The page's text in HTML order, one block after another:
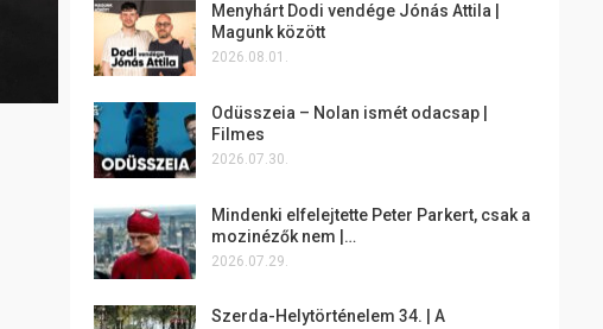
Menyhárt Dodi vendége Jónás Attila |
Magunk között
2026.08.01.
Odüsszeia – Nolan ismét odacsap |
Filmes
2026.07.30.
Mindenki elfelejtette Peter Parkert, csak a
mozinézők nem |…
2026.07.29.
Szerda-Helytörténelem 34. | A